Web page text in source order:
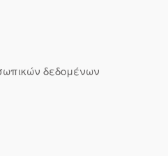
δεδομένων